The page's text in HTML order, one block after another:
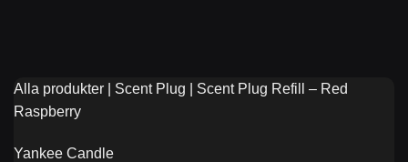
Alla produkter Scent Plug
Scent Plug Refill – Red
Raspberry
Yankee Candle